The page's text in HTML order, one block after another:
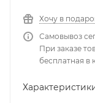
Хочу в
Самовывоз
При заказе
бесплатная в